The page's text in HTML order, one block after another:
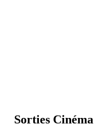
Sorties Cinéma